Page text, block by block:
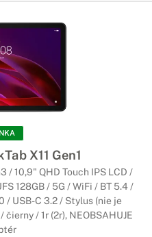
X11 Gen1
/ 10,9" QHD Touch IPS LCD /
128GB / 5G / WiFi / BT 5.4 /
/ USB-C 3.2 / Stylus (nie je
/ 1r (2r), NEOBSAHUJE